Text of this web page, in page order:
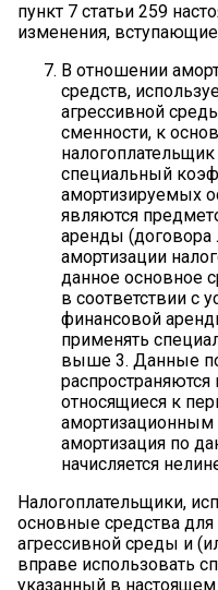
пункт 7 статьи 259
изменения, вступающие
В отношении
средств,
агрессивной
сменности, к
специальный
амортизируемых
являются
аренды (договора
амортизации
данное основное
в соответствии с
финансовой
применять
выше 3. Данные
относящиеся к
амортизационным
амортизация по
начисляется
Налогоплательщики,
основные средства
агрессивной среды и
вправе использовать
указанный в настоящем